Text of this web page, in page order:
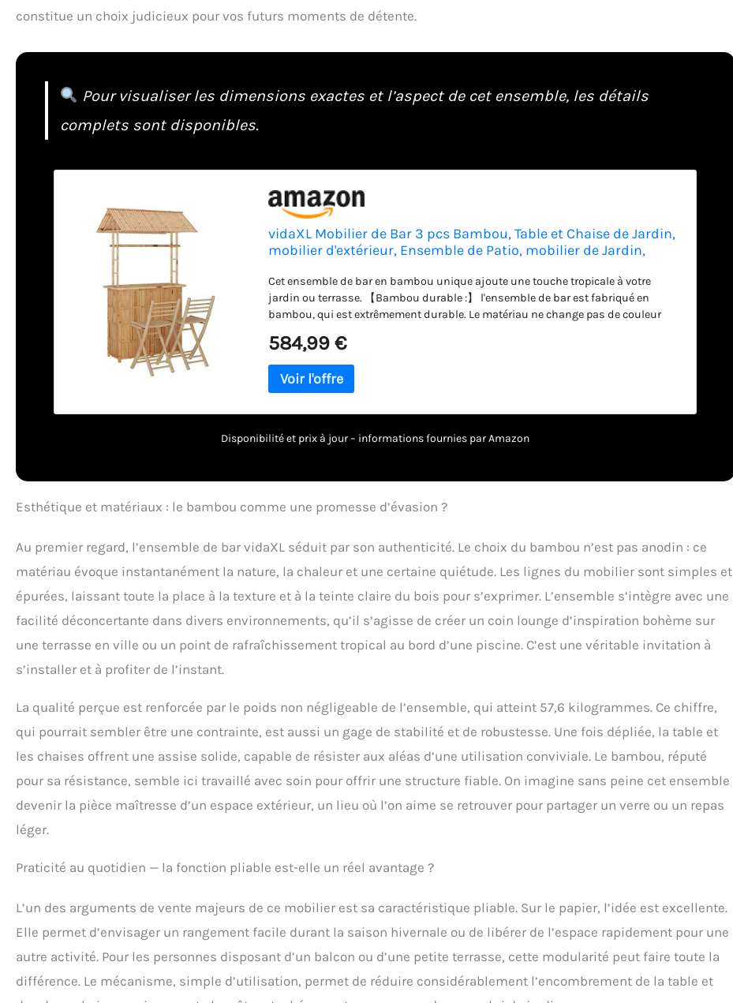
constitue un choix judicieux pour vos futurs moments de détente.
Pour visualiser les dimensions exactes et l’aspect de cet ensemble, les détails
complets sont disponibles.
vidaXL Mobilier de Bar 3 pcs Bambou, Table et Chaise de Jardin,
mobilier d'extérieur, Ensemble de Patio, mobilier de Jardin,
Cet ensemble de bar en bambou unique ajoute une touche tropicale à votre
jardin ou terrasse. 【Bambou durable :】 l'ensemble de bar est fabriqué en
bambou, qui est extrêmement durable. Le matériau ne change pas de couleur
chaises de jardin assure robustesse et stabilité. 【Design attrayant :】 le
comptoir de bar présente un design distinctif avec un toit qui offre une
protection contre le soleil pendant que vous vous amusez avec votre famille et
vos amis. 【Fonction pliable :】 les chaises peuvent être repliées lorsqu'elles ne
sont pas utilisées.
584,99 €
Disponibilité et prix à jour – informations fournies par Amazon
Esthétique et matériaux : le bambou comme une promesse d’évasion ?
Au premier regard, l’ensemble de bar vidaXL séduit par son authenticité. Le choix du bambou n’est pas anodin : ce
matériau évoque instantanément la nature, la chaleur et une certaine quiétude. Les lignes du mobilier sont simples et
épurées, laissant toute la place à la texture et à la teinte claire du bois pour s’exprimer. L’ensemble s’intègre avec une
facilité déconcertante dans divers environnements, qu’il s’agisse de créer un coin lounge d’inspiration bohème sur
une terrasse en ville ou un point de rafraîchissement tropical au bord d’une piscine. C’est une véritable invitation à
s’installer et à profiter de l’instant.
La qualité perçue est renforcée par le poids non négligeable de l’ensemble, qui atteint 57,6 kilogrammes. Ce chiffre,
qui pourrait sembler être une contrainte, est aussi un gage de stabilité et de robustesse. Une fois dépliée, la table et
les chaises offrent une assise solide, capable de résister aux aléas d’une utilisation conviviale. Le bambou, réputé
pour sa résistance, semble ici travaillé avec soin pour offrir une structure fiable. On imagine sans peine cet ensemble
devenir la pièce maîtresse d’un espace extérieur, un lieu où l’on aime se retrouver pour partager un verre ou un repas
léger.
Praticité au quotidien — la fonction pliable est-elle un réel avantage ?
L’un des arguments de vente majeurs de ce mobilier est sa caractéristique pliable. Sur le papier, l’idée est excellente.
Elle permet d’envisager un rangement facile durant la saison hivernale ou de libérer de l’espace rapidement pour une
autre activité. Pour les personnes disposant d’un balcon ou d’une petite terrasse, cette modularité peut faire toute la
différence. Le mécanisme, simple d’utilisation, permet de réduire considérablement l’encombrement de la table et